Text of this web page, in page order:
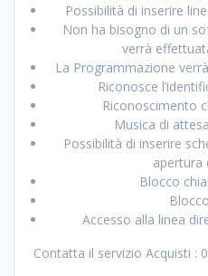
Possibilità di inserire
Non ha bisogno di un
verrà
La Programmazione
Riconosce
Riconoscimento
Musica di
Possibilità di inserire
apertura
Blocco
Accesso alla linea
Contatta il servizio Acquisti :